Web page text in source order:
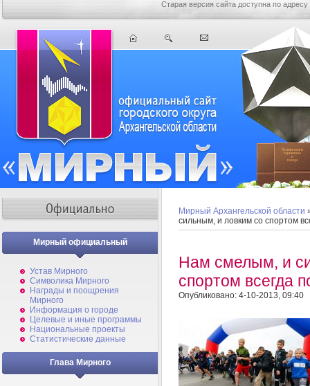
Старая версия сайта доступна по адресу
Мирный официальный
Устав Мирного
Символика Мирного
Награды и поощрения
Мирного
Информация о городе
Целевые и иные программы
Национальные проекты
Статистические данные
Глава Мирного
Мирный Архангельской области
сильным, и ловким со спортом
Нам смелым, и
спортом всегда
Опубликовано: 4-10-2013, 09:40